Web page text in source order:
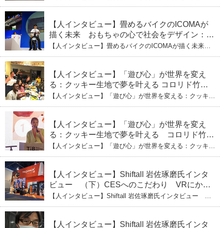
（下）おもちゃで社会を変える、「トイボック
イボックス」というデザインメソッド
【人インタビュー】畳めるバイクのICOMAが
描く未来 おもちゃの心で社会をデザイン：株
式会社ICOMAの代表取締役・生駒崇光
（上）「変形」に魅せられたデザイナーの軌
【人インタビュー】畳めるバイクのICOMAが描く未来
ーの軌跡
【人インタビュー】「遊び心」が世界を変え
る：クッキー生地で夢を叶える コロリド竹内
ひとみ（下） 起業は「影響力」のため。愛と
笑いの子育て哲学
【人インタビュー】「遊び心」が世界を変える：クッキー
【人インタビュー】「遊び心」が世界を変え
る：クッキー生地で夢を叶える コロリド竹内
ひとみ（上） クッキー生地に込めた「誰でも
できる」という哲学
【人インタビュー】「遊び心」が世界を変える：クッキー
【人インタビュー】Shiftall 岩佐琢磨氏インタ
ビュー （下）CESへのこだわり VRにかけ
る未来
【人インタビュー】Shiftall 岩佐琢磨氏インタビュー
【人インタビュー】Shiftall 岩佐琢磨氏インタ